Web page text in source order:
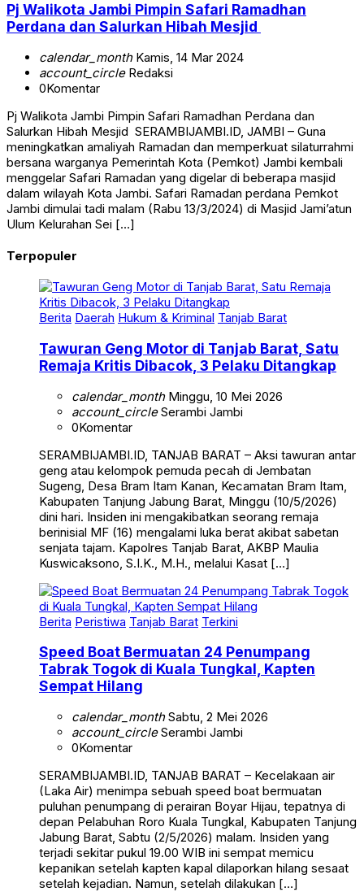
Pj Walikota Jambi Pimpin Safari Ramadhan
Perdana dan Salurkan Hibah Mesjid
calendar_monthKamis, 14 Mar 2024
account_circleRedaksi
0Komentar
Pj Walikota Jambi Pimpin Safari Ramadhan Perdana dan
Salurkan Hibah Mesjid SERAMBIJAMBI.ID, JAMBI – Guna
meningkatkan amaliyah Ramadan dan memperkuat silaturrahmi
bersana warganya Pemerintah Kota (Pemkot) Jambi kembali
menggelar Safari Ramadan yang digelar di beberapa masjid
dalam wilayah Kota Jambi. Safari Ramadan perdana Pemkot
Jambi dimulai tadi malam (Rabu 13/3/2024) di Masjid Jami’atun
Ulum Kelurahan Sei […]
Terpopuler
Berita Daerah Hukum & Kriminal Tanjab Barat
Tawuran Geng Motor di Tanjab Barat, Satu
Remaja Kritis Dibacok, 3 Pelaku Ditangkap
calendar_monthMinggu, 10 Mei 2026
account_circleSerambi Jambi
0Komentar
SERAMBIJAMBI.ID, TANJAB BARAT – Aksi tawuran antar
geng atau kelompok pemuda pecah di Jembatan
Sugeng, Desa Bram Itam Kanan, Kecamatan Bram Itam,
Kabupaten Tanjung Jabung Barat, Minggu (10/5/2026)
dini hari. Insiden ini mengakibatkan seorang remaja
berinisial MF (16) mengalami luka berat akibat sabetan
senjata tajam. Kapolres Tanjab Barat, AKBP Maulia
Kuswicaksono, S.I.K., M.H., melalui Kasat […]
Berita Peristiwa Tanjab Barat Terkini
Speed Boat Bermuatan 24 Penumpang
Tabrak Togok di Kuala Tungkal, Kapten
Sempat Hilang
calendar_monthSabtu, 2 Mei 2026
account_circleSerambi Jambi
0Komentar
SERAMBIJAMBI.ID, TANJAB BARAT – Kecelakaan air
(Laka Air) menimpa sebuah speed boat bermuatan
puluhan penumpang di perairan Boyar Hijau, tepatnya di
depan Pelabuhan Roro Kuala Tungkal, Kabupaten Tanjung
Jabung Barat, Sabtu (2/5/2026) malam. Insiden yang
terjadi sekitar pukul 19.00 WIB ini sempat memicu
kepanikan setelah kapten kapal dilaporkan hilang sesaat
setelah kejadian. Namun, setelah dilakukan […]